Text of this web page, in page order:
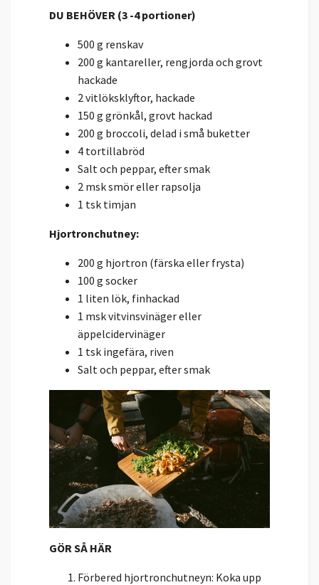
DU BEHÖVER (3 -4 portioner)
500 g renskav
200 g kantareller, rengjorda och grovt
hackade
2 vitlöksklyftor, hackade
150 g grönkål, grovt hackad
200 g broccoli, delad i små buketter
4 tortillabröd
Salt och peppar, efter smak
2 msk smör eller rapsolja
1 tsk timjan
Hjortronchutney:
200 g hjortron (färska eller frysta)
100 g socker
1 liten lök, finhackad
1 msk vitvinsvinäger eller
äppelcidervinäger
1 tsk ingefära, riven
Salt och peppar, efter smak
GÖR SÅ HÄR
Förbered hjortronchutneyn: Koka upp